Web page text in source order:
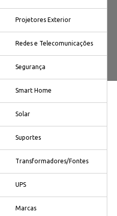
Projetores Exterior
Redes e Telecomunicações
Segurança
Smart Home
Solar
Suportes
Transformadores/Fontes
UPS
Marcas